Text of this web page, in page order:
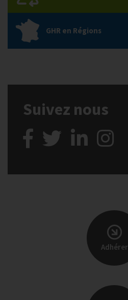
GHR en Régions
Suivez nous
Adhérer